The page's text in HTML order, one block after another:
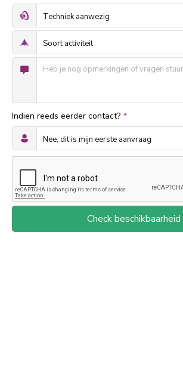
Indien reeds eerder contact? *
Check beschikbaarheid